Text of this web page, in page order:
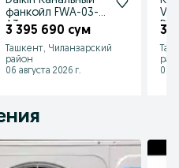
фанкойл FWA-03-
AT
3 395 690 сум
Ташкент, Чиланзарский
район
06 августа 2026 г.
3
06